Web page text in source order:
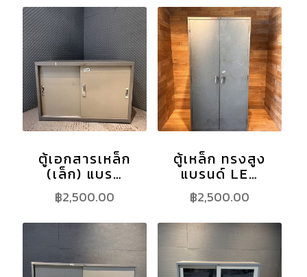
ตู้เอกสารเหล็ก
(เล็ก) แบร…
฿2,500.00
ตู้เหล็ก ทรงสูง
แบรนด์ LE…
฿2,500.00